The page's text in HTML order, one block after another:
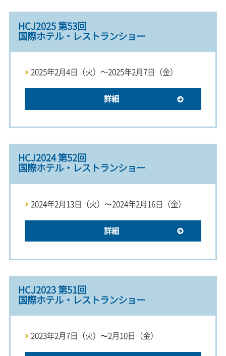
HCJ2025 第53回
国際ホテル・レストランショー
2025年2月4日（火）～2025年2月7日（金）
詳細
HCJ2024 第52回
国際ホテル・レストランショー
2024年2月13日（火）〜2024年2月16日（金）
詳細
HCJ2023 第51回
国際ホテル・レストランショー
2023年2月7日（火）〜2月10日（金）